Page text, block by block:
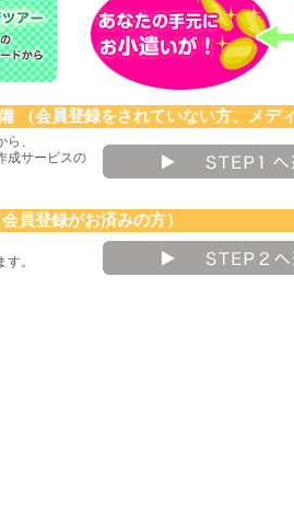
（会員登録をされていない方、メデ
、
成サービスの
会員登録がお済みの方）
。